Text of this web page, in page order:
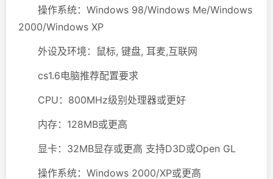
操作系统：Windows 98/Windows Me/Windows
2000/Windows XP
外设及环境：鼠标, 键盘, 耳麦,互联网
cs1.6电脑推荐配置要求
CPU：800MHz级别处理器或更好
内存：128MB或更高
显卡：32MB显存或更高 支持D3D或Open GL
操作系统：Windows 2000/XP或更高